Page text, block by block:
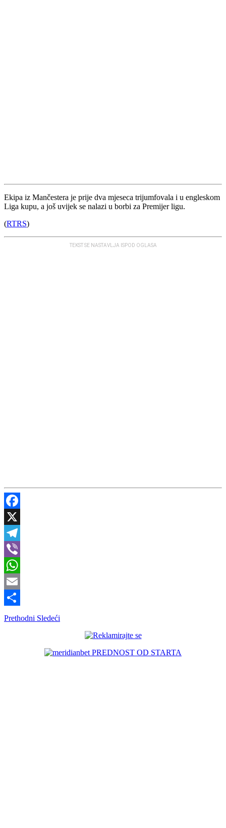
Ekipa iz Mančestera je prije dva mjeseca trijumfovala i u engleskom
Liga kupu, a još uvijek se nalazi u borbi za Premijer ligu.
(RTRS)
TEKST SE NASTAVLJA ISPOD OGLASA
Facebook
X
Telegram
Viber
WhatsApp
Email
Share
Prethodni Sledeći